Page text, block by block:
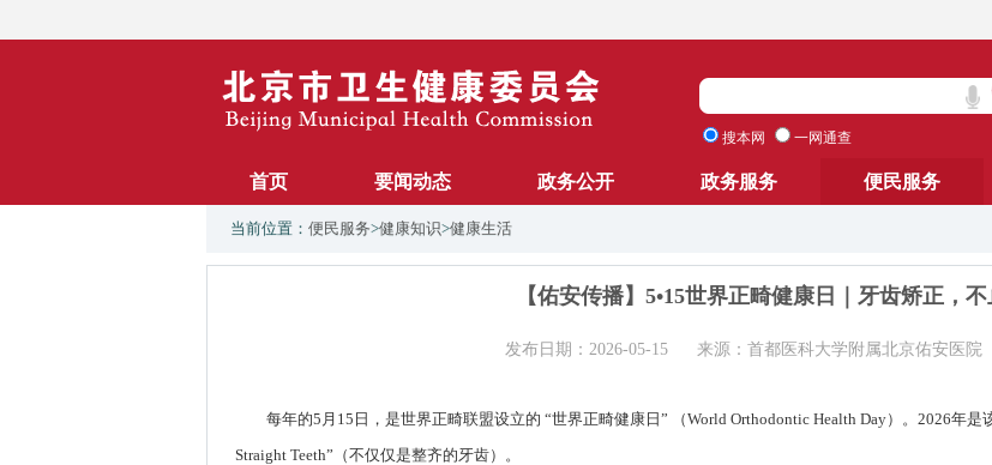
搜本网 一网通查
首页 要闻动态 政务公开 政务服务 便民服务
当前位置： 便民服务>健康知识>健康生活
【佑安传播】5•15世界正畸健康日｜牙齿矫正，
发布日期：2026-05-15 来源：首都医科大学附属北京佑安医院
每年的5月15日，是世界正畸联盟设立的 “世界正畸健康日” （World Orthodontic Health Day）。2026年
Straight Teeth”（不仅仅是整齐的牙齿）。